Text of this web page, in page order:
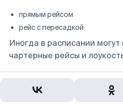
прямым рейсом
рейс с пересадкой
Иногда в расписании могут
чартерные рейсы и